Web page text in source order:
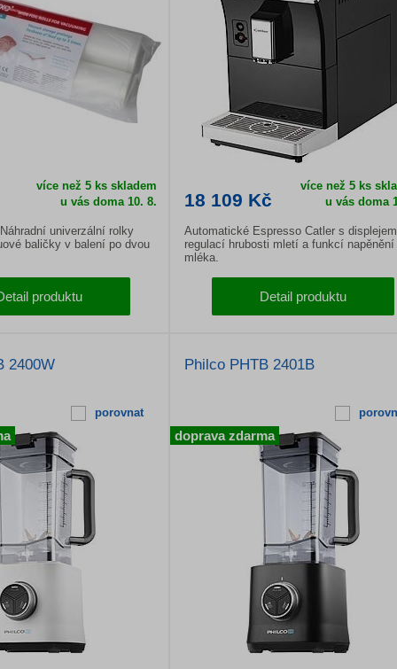
více než 5 ks skladem
u vás doma 10. 8.
Náhradní univerzální rolky
baličky v balení po dvou
produktu
18 109 Kč
více než 5 ks
u vás doma
Automatické Espresso Catler s
regulací hrubosti mletí a funkcí napěnění
mléka.
Detail produktu
2400W
porovnat
Philco PHTB 2401B
doprava zdarma